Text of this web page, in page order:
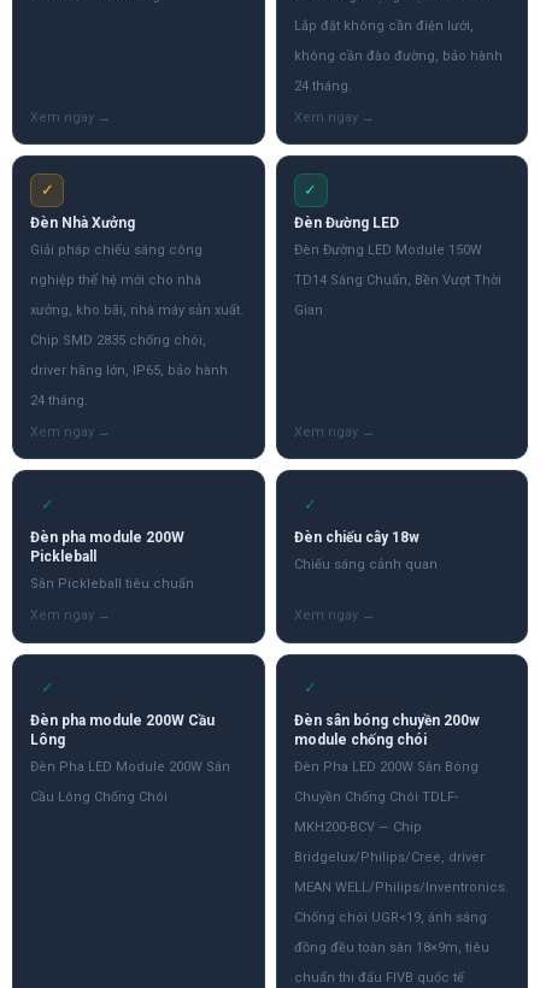
Lắp đặt không cần điện lưới,
không cần đào đường, bảo hành
24 tháng.
✓
Đèn Nhà Xưởng
Giải pháp chiếu sáng công
nghiệp thế hệ mới cho nhà
xưởng, kho bãi, nhà máy sản xuất.
Chip SMD 2835 chống chói,
driver hãng lớn, IP65, bảo hành
24 tháng.
✓
Đèn Đường LED
Đèn Đường LED Module 150W
TD14 Sáng Chuẩn, Bền Vượt Thời
Gian
✓
Đèn pha module 200W
Pickleball
Sân Pickleball tiêu chuẩn
✓
Đèn chiếu cây 18w
Chiếu sáng cảnh quan
✓
Đèn pha module 200W Cầu
Lông
Đèn Pha LED Module 200W Sân
Cầu Lông Chống Chói
✓
Đèn sân bóng chuyền 200w
module chống chói
Đèn Pha LED 200W Sân Bóng
Chuyền Chống Chói TDLF-
MKH200-BCV — Chip
Bridgelux/Philips/Cree, driver
MEAN WELL/Philips/Inventronics.
Chống chói UGR<19, ánh sáng
đồng đều toàn sân 18×9m, tiêu
chuẩn thi đấu FIVB quốc tế